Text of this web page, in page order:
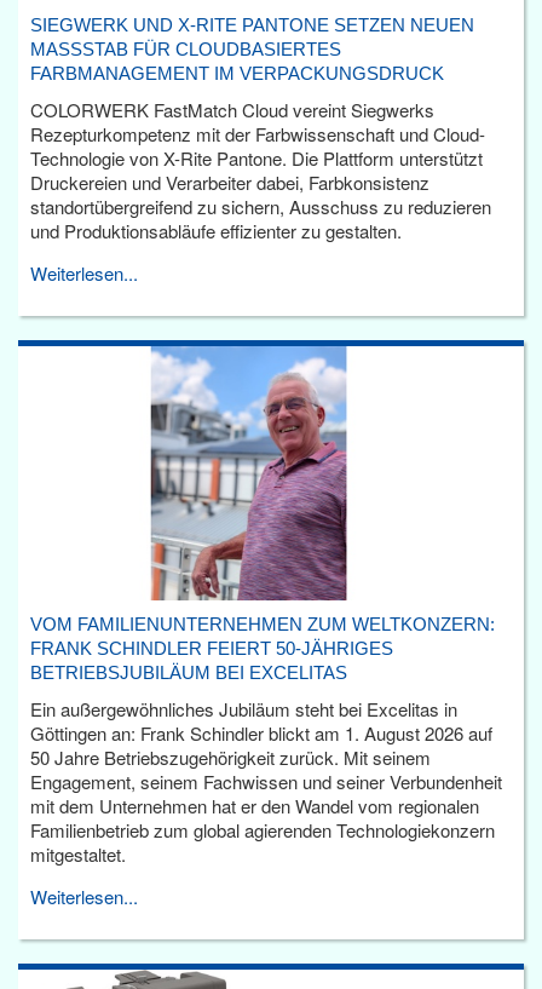
SIEGWERK UND X-RITE PANTONE SETZEN NEUEN
MASSSTAB FÜR CLOUDBASIERTES F
ARBMANAGEMENT IM VERPACKUNGSDRUCK
COLORWERK FastMatch Cloud vereint Siegwerks
Rezepturkompetenz mit der Farbwissenschaft und Cloud-
Technologie von X-Rite Pantone. Die Plattform unterstützt
Druckereien und Verarbeiter dabei, Farbkonsistenz
standortübergreifend zu sichern, Ausschuss zu reduzieren
und Produktionsabläufe effizienter zu gestalten.
Weiterlesen...
VOM FAMILIENUNTERNEHMEN ZUM WELTKONZERN:
FRANK SCHINDLER FEIERT 50-JÄHRIGES
BETRIEBSJUBILÄUM BEI EXCELITAS
Ein außergewöhnliches Jubiläum steht bei Excelitas in
Göttingen an: Frank Schindler blickt am 1. August 2026 auf
50 Jahre Betriebszugehörigkeit zurück. Mit seinem
Engagement, seinem Fachwissen und seiner Verbundenheit
mit dem Unternehmen hat er den Wandel vom regionalen
Familienbetrieb zum global agierenden Technologiekonzern
mitgestaltet.
Weiterlesen...